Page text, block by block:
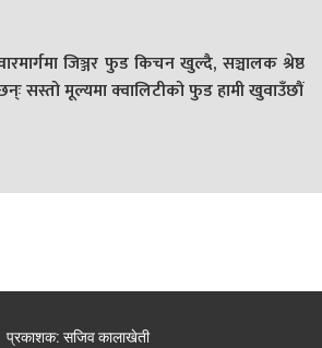
जिञ्जर फुड किचन खुल्दै, सञ्चालक श्रेष्ठ
सस्तो मूल्यमा क्वालिटीको फुड हामी खुवाउँछौं
प्रकाशक: सजिव कालाखेती